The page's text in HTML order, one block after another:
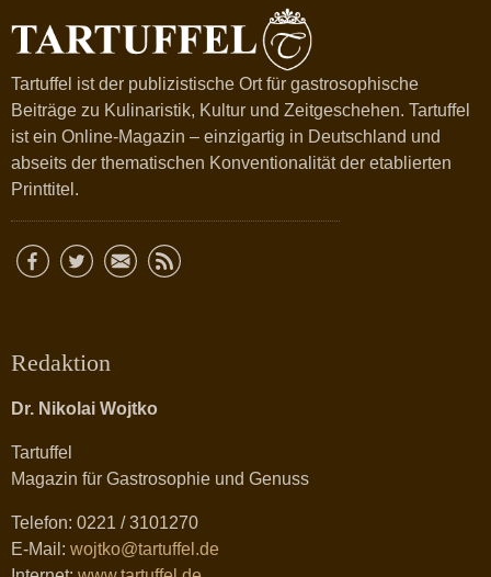
Tartuffel ist der publizistische Ort für gastrosophische
Beiträge zu Kulinaristik, Kultur und Zeitgeschehen. Tartuffel
ist ein Online-Magazin – einzigartig in Deutschland und
abseits der thematischen Konventionalität der etablierten
Printtitel.
Redaktion
Dr. Nikolai Wojtko
Tartuffel
Magazin für Gastrosophie und Genuss
Telefon: 0221 / 3101270
E-Mail: wojtko@tartuffel.de